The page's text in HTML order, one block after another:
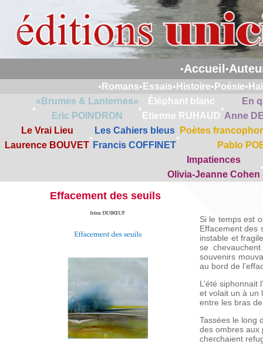
•Accueil •
• Romans• Essais• Histoire• Poésie•
•
«Brumes & Lanternes»
Eric POINDRON
•
Éléphant blanc
Etienne RUHAUD
•
En
Anne
Le Vrai Lieu
Laurence BOUVET
•
Les Cahiers bleus
Francis COFFINET
•
Poètes
Pablo
Impatiences
Olivia-Jeanne Cohen
•
Effacement des seuils
Si le temps est
Effacement des
instable et
se
souvenirs
au bord de
L’été siphonnait
et volait un à un
entre les bras
Tassées le long
des ombres aux
cherchaient